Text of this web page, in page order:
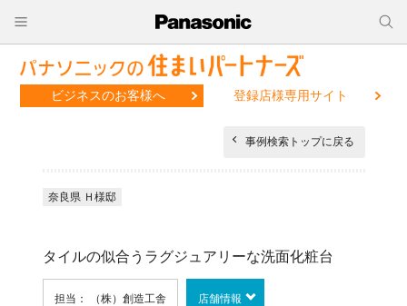
ビジネスのお客様へ 登録店様専用サイト
事例検索トップに戻る
奈良県 Ｈ様邸
タイルの似合うラグジュアリーな洗面化粧台
担当： （株）創造工舎 店舗情報